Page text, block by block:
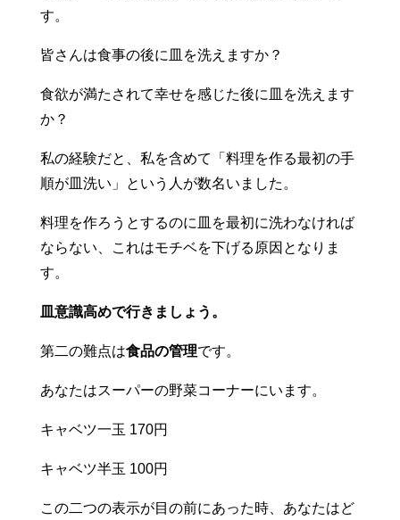
す。
皆さんは食事の後に皿を洗えますか？
食欲が満たされて幸せを感じた後に皿を洗えます
か？
私の経験だと、私を含めて「料理を作る最初の手
順が皿洗い」という人が数名いました。
料理を作ろうとするのに皿を最初に洗わなければ
ならない、これはモチベを下げる原因となりま
す。
皿意識高めで行きましょう。
第二の難点は食品の管理です。
あなたはスーパーの野菜コーナーにいます。
キャベツ一玉 170円
キャベツ半玉 100円
この二つの表示が目の前にあった時、あなたはど